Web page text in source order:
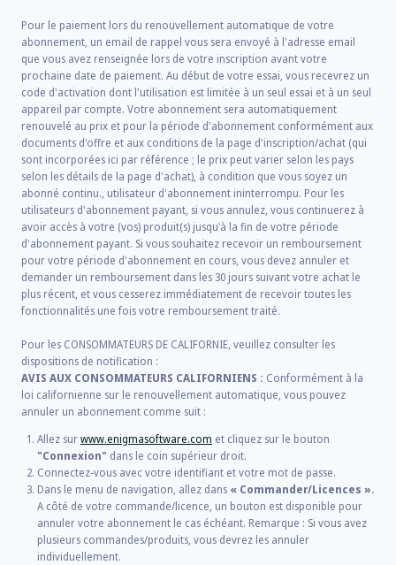
Pour le paiement lors du renouvellement automatique de votre
abonnement, un email de rappel vous sera envoyé à l'adresse email
que vous avez renseignée lors de votre inscription avant votre
prochaine date de paiement. Au début de votre essai, vous recevrez un
code d'activation dont l'utilisation est limitée à un seul essai et à un seul
appareil par compte. Votre abonnement sera automatiquement
renouvelé au prix et pour la période d'abonnement conformément aux
documents d'offre et aux conditions de la page d'inscription/achat (qui
sont incorporées ici par référence ; le prix peut varier selon les pays
selon les détails de la page d'achat), à condition que vous soyez un
abonné continu., utilisateur d'abonnement ininterrompu. Pour les
utilisateurs d'abonnement payant, si vous annulez, vous continuerez à
avoir accès à votre (vos) produit(s) jusqu'à la fin de votre période
d'abonnement payant. Si vous souhaitez recevoir un remboursement
pour votre période d'abonnement en cours, vous devez annuler et
demander un remboursement dans les 30 jours suivant votre achat le
plus récent, et vous cesserez immédiatement de recevoir toutes les
fonctionnalités une fois votre remboursement traité.
Pour les CONSOMMATEURS DE CALIFORNIE, veuillez consulter les
dispositions de notification :
AVIS AUX CONSOMMATEURS CALIFORNIENS : Conformément à la
loi californienne sur le renouvellement automatique, vous pouvez
annuler un abonnement comme suit :
Allez surwww.enigmasoftware.com et cliquez sur le bouton
"Connexion" dans le coin supérieur droit.
Connectez-vous avec votre identifiant et votre mot de passe.
Dans le menu de navigation, allez dans « Commander/Licences ».
A côté de votre commande/licence, un bouton est disponible pour
annuler votre abonnement le cas échéant. Remarque : Si vous avez
plusieurs commandes/produits, vous devrez les annuler
individuellement.